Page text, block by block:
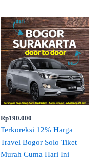
Rp190.000
Terkoreksi 12% Harga
Travel Bogor Solo Tiket
Murah Cuma Hari Ini